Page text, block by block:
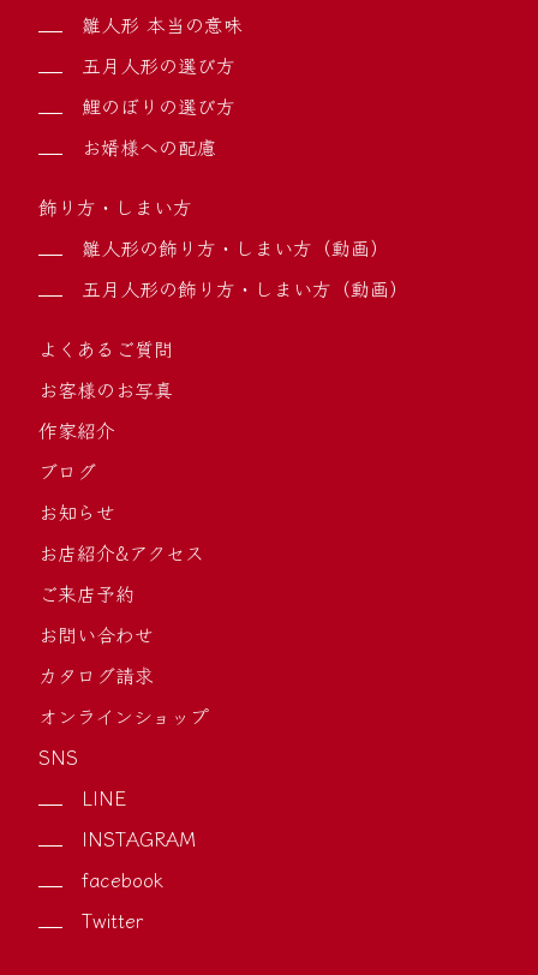
雛人形 本当の意味
五月人形の選び方
鯉のぼりの選び方
お婿様への配慮
飾り方・しまい方
雛人形の飾り方・しまい方（動画）
五月人形の飾り方・しまい方（動画）
よくあるご質問
お客様のお写真
作家紹介
ブログ
お知らせ
お店紹介&アクセス
ご来店予約
お問い合わせ
カタログ請求
オンラインショップ
SNS
LINE
INSTAGRAM
facebook
Twitter